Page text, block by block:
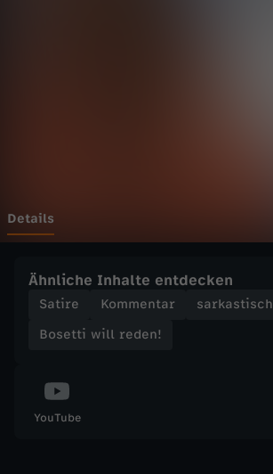
e
d
e
!
Details
Ähnliche Inhalte entdecken
Satire Kommentar
sarkastisch
Bosetti will reden!
YouTube